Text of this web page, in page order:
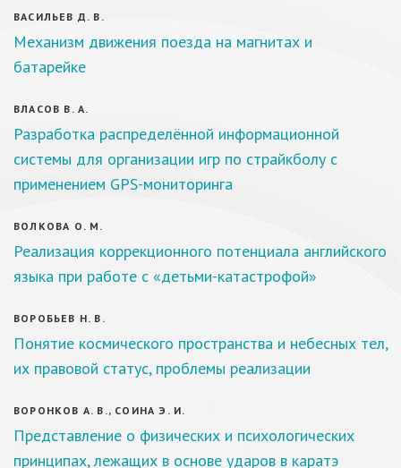
ВАСИЛЬЕВ Д. В.
Механизм движения поезда на магнитах и
батарейке
ВЛАСОВ В. А.
Разработка распределённой информационной
системы для организации игр по страйкболу с
применением GPS-мониторинга
ВОЛКОВА О. М.
Реализация коррекционного потенциала английского
языка при работе с «детьми-катастрофой»
ВОРОБЬЕВ Н. В.
Понятие космического пространства и небесных тел,
их правовой статус, проблемы реализации
ВОРОНКОВ А. В., СОИНА Э. И.
Представление о физических и психологических
принципах, лежащих в основе ударов в каратэ